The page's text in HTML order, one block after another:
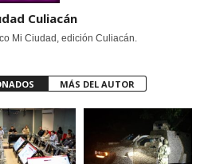
Culiacán
Mi Ciudad, edición Culiacán.
MÁS DEL AUTOR